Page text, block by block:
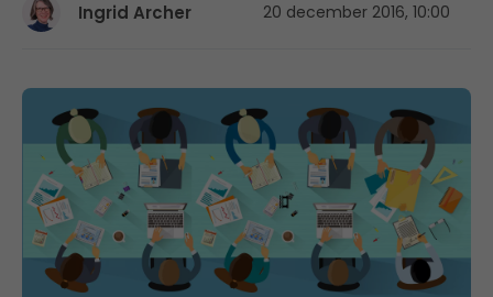
Ingrid Archer 20 december 2016, 10:00